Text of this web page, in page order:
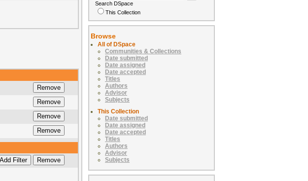
Search DSpace
This Collection
Browse
All of DSpace
Communities & Collections
Date submitted
Date assigned
Date accepted
Titles
Authors
Advisor
Subjects
This Collection
Date submitted
Date assigned
Date accepted
Titles
Authors
Advisor
Subjects